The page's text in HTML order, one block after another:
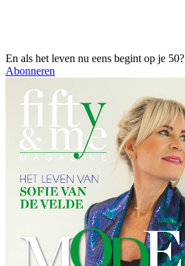
En als het leven nu eens begint op je 50?
Abonneren